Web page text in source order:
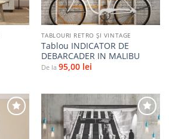
TABLOURI RETRO ȘI VINTAGE
Tablou INDICATOR DE
DEBARCADER IN MALIBU
De la 95,00 lei